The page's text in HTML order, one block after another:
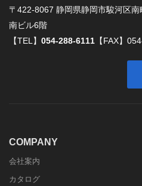
〒422-8067 静岡県静岡市駿河区
南ビル6階
【TEL】 054-288-6111 【FAX】
COMPANY
会社案内
カタログ